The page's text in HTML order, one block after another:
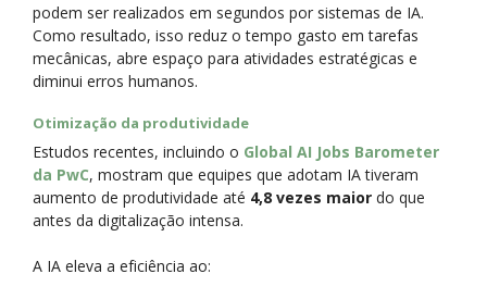
podem ser realizados em segundos por sistemas de IA.
Como resultado, isso reduz o tempo gasto em tarefas
mecânicas, abre espaço para atividades estratégicas e
diminui erros humanos.
Otimização da produtividade
Estudos recentes, incluindo o Global AI Jobs Barometer
da PwC, mostram que equipes que adotam IA tiveram
aumento de produtividade até 4,8 vezes maior do que
antes da digitalização intensa.
A IA eleva a eficiência ao: